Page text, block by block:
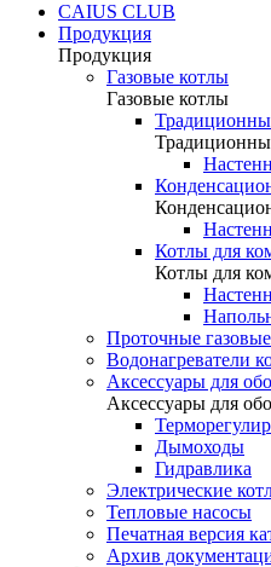
CAIUS CLUB
Продукция
Продукция
Газовые котлы
Газовые котлы
Котлы для
Котлы для
Проточные
Водонагреватели
Аксессуары для
Аксессуары для
Дымоходы
Гидравлика
Электрические
Тепловые насосы
Печатная версия
Архив